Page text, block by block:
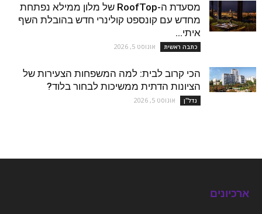
מסעדת ה-RoofTop של מלון ממילא נפתחת
מחדש עם קונספט קולינרי חדש בהובלת השף
איתי...
כתבה ראשית אוגוסט 5, 2026
הכי קרוב לבית: למה המשפחות הצעירות של
הציונות הדתית ממשיכות לבחור בלוד?
נדל''ן אוגוסט 5, 2026
ארכיונים